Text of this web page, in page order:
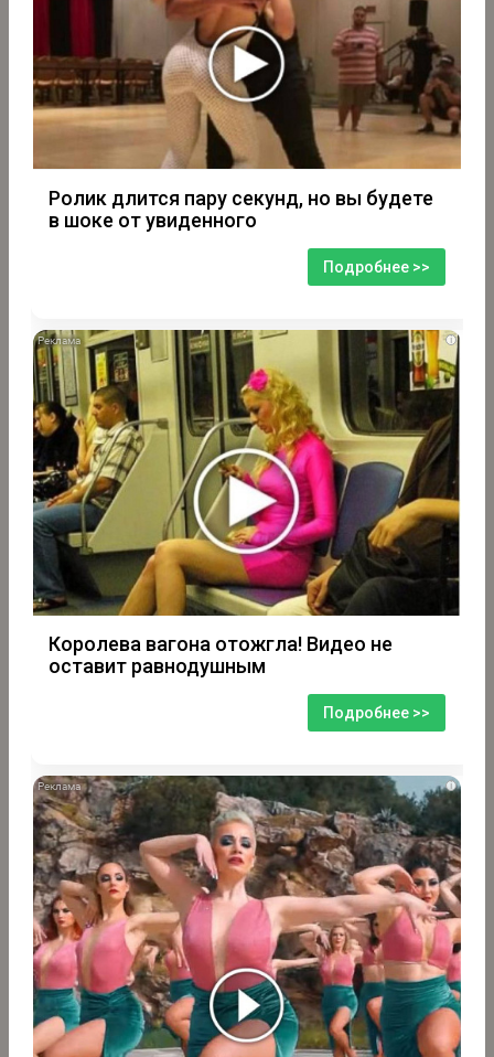
Ролик длится пару секунд, но вы будете
в шоке от увиденного
Подробнее >>
i
Королева вагона отожгла! Видео не
оставит равнодушным
Подробнее >>
i